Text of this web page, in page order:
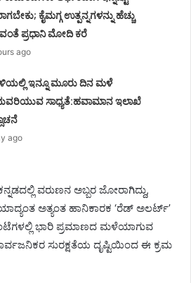
ಕೈಮಗ್ಗ ಉತ್ಪನ್ನಗಳನ್ನು ಹೆಚ್ಚು
ಪ್ರಧಾನಿ ಮೋದಿ ಕರೆ
ago
ಇನ್ನೂ ಮೂರು ದಿನ ಮಳೆ
ಸಾಧ್ಯತೆ:ಹವಾಮಾನ ಇಲಾಖೆ
ago
ವರುಣನ ಅಬ್ಬರ ಜೋರಾಗಿದ್ದು,
ಅತ್ಯಂತ ಹಾನಿಕಾರಕ ‘ರೆಡ್ ಅಲರ್ಟ್’
ಭಾರಿ ಪ್ರಮಾಣದ ಮಳೆಯಾಗುವ
ಸುರಕ್ಷತೆಯ ದೃಷ್ಟಿಯಿಂದ ಈ ಕ್ರಮ